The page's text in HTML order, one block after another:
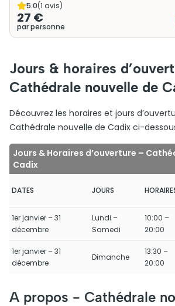
5.0(1 avis)
27 €
par personne
Jours & horaires
Cathédrale nouvelle de
Découvrez les horaires et jours
Cathédrale nouvelle de Cadix ci-
Jours & Horaires d’ouverture –
Cadix
DATES JOURS
1er janvier – 31
décembre
Lundi –
Samedi
10:00 –
20:00
1er janvier – 31
décembre
Dimanche
13:30 –
20:00
A propos - Cathédrale